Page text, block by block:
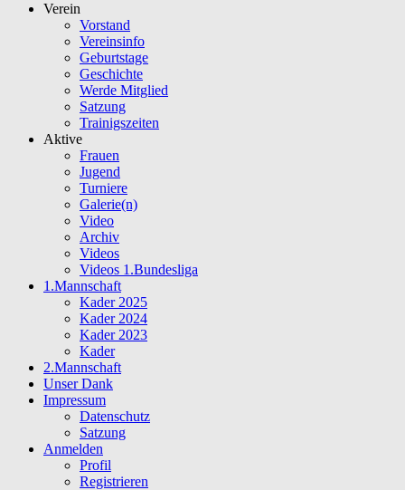
Verein
Vorstand
Vereinsinfo
Geburtstage
Geschichte
Werde Mitglied
Satzung
Trainigszeiten
Aktive
Frauen
Jugend
Turniere
Galerie(n)
Video
Archiv
Videos
Videos 1.Bundesliga
1.Mannschaft
Kader 2025
Kader 2024
Kader 2023
Kader
2.Mannschaft
Unser Dank
Impressum
Datenschutz
Satzung
Anmelden
Profil
Registrieren